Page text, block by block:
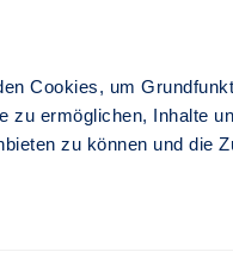
Cookies, um
zu ermöglichen, Inhalte
zu können und die